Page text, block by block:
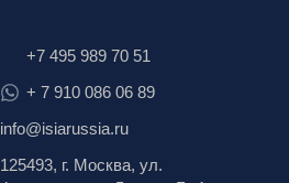
+7 495 989 70 51
+ 7 910 086 06 89
info@isiarussia.ru
125493, г. Москва, ул.